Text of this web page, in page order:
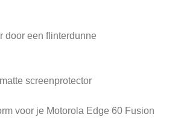
door een flinterdunne
screenprotector
voor je Motorola Edge 60 Fusion